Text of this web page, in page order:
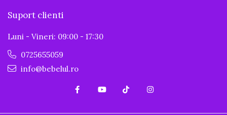
Suport clienti
Luni - Vineri: 09:00 - 17:30
0725655059
info@bebelul.ro